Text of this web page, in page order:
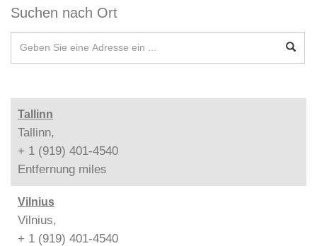
Suchen nach Ort
Tallinn
Tallinn,
+ 1 (919) 401-4540
Entfernung miles
Vilnius
Vilnius,
+ 1 (919) 401-4540